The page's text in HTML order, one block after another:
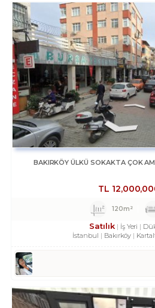
BAKIRKÖY ÜLKÜ SOKAKTA ÇOK
TL
120m²
Satılık İş Yeri
İstanbul
Bakırköy